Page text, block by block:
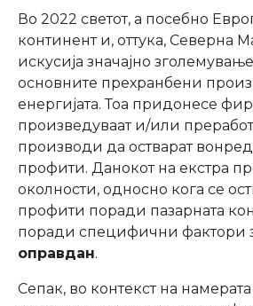
Во 2022 светот, а посебно
континент и, оттука, Северна
искусија значајно
основните прехранбени
енергијата. Тоа придонесе
произведуваат и/или
производи да остварат
профити. Данокот на екстра
околности, односно кога се
профити поради пазарната
поради специфични фактори
оправдан.
Сепак, во контекст на